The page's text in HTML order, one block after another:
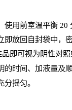
用前室温平衡 20
即放回自封袋中，
品即可视为阴性对
的时间、加液量及
摇匀。